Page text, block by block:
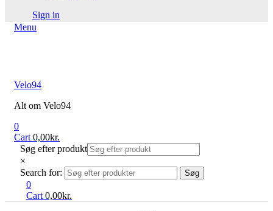
Sign in
Menu
Velo94
Alt om Velo94
0
Cart 0,00kr.
Søg efter produkt
×
Search for:
Søg
0
Cart 0,00kr.